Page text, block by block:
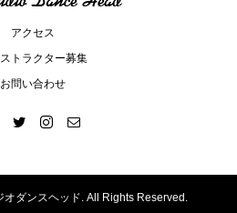
アクセス
トラクター募集
お問い合わせ
ダンスヘッド. All Rights Reserved.